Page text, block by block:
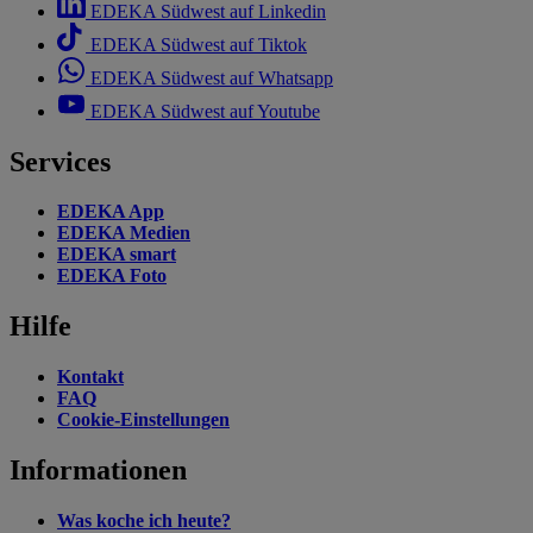
EDEKA Südwest auf Linkedin
EDEKA Südwest auf Tiktok
EDEKA Südwest auf Whatsapp
EDEKA Südwest auf Youtube
Services
EDEKA App
EDEKA Medien
EDEKA smart
EDEKA Foto
Hilfe
Kontakt
FAQ
Cookie-Einstellungen
Informationen
Was koche ich heute?